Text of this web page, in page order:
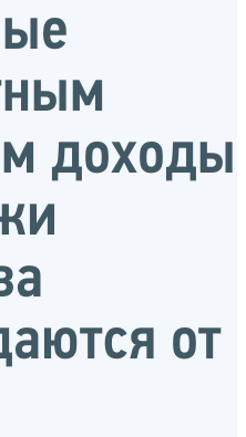
доходы
от